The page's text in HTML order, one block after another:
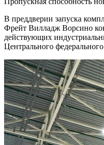
В преддверии запуска
Фрейт Вилладж Ворсино
действующих
Центрального